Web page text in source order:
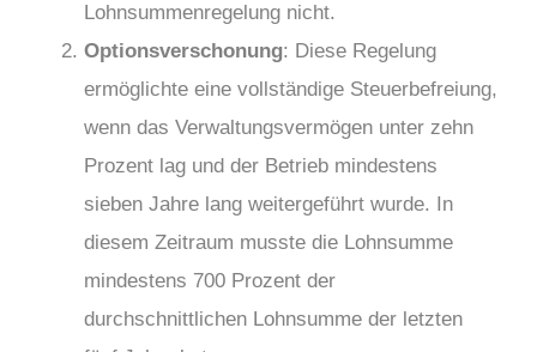
Lohnsummenregelung nicht.
Optionsverschonung: Diese Regelung
ermöglichte eine vollständige Steuerbefreiung,
wenn das Verwaltungsvermögen unter zehn
Prozent lag und der Betrieb mindestens
sieben Jahre lang weitergeführt wurde. In
diesem Zeitraum musste die Lohnsumme
mindestens 700 Prozent der
durchschnittlichen Lohnsumme der letzten